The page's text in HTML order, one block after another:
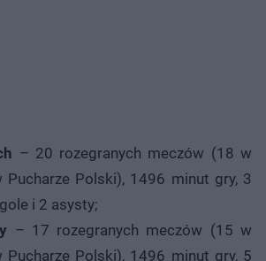
– 20 rozegranych meczów (18 w
Pucharze Polski), 1496 minut gry, 3
i 2 asysty;
– 17 rozegranych meczów (15 w
Pucharze Polski), 1496 minut gry, 5